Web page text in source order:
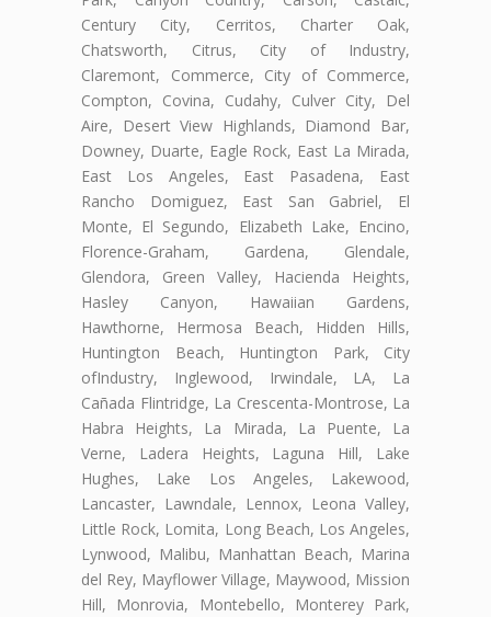
Century City, Cerritos, Charter Oak,
Chatsworth, Citrus, City of Industry,
Claremont, Commerce, City of Commerce,
Compton, Covina, Cudahy, Culver City, Del
Aire, Desert View Highlands, Diamond Bar,
Downey, Duarte, Eagle Rock, East La Mirada,
East Los Angeles, East Pasadena, East
Rancho Domiguez, East San Gabriel, El
Monte, El Segundo, Elizabeth Lake, Encino,
Florence-Graham, Gardena, Glendale,
Glendora, Green Valley, Hacienda Heights,
Hasley Canyon, Hawaiian Gardens,
Hawthorne, Hermosa Beach, Hidden Hills,
Huntington Beach, Huntington Park, City
ofIndustry, Inglewood, Irwindale, LA, La
Cañada Flintridge, La Crescenta-Montrose, La
Habra Heights, La Mirada, La Puente, La
Verne, Ladera Heights, Laguna Hill, Lake
Hughes, Lake Los Angeles, Lakewood,
Lancaster, Lawndale, Lennox, Leona Valley,
Little Rock, Lomita, Long Beach, Los Angeles,
Lynwood, Malibu, Manhattan Beach, Marina
del Rey, Mayflower Village, Maywood, Mission
Hill, Monrovia, Montebello, Monterey Park,